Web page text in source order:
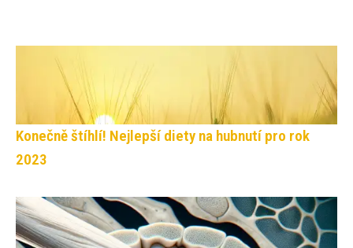
Konečně štíhlí! Nejlepší diety na hubnutí pro rok
2023